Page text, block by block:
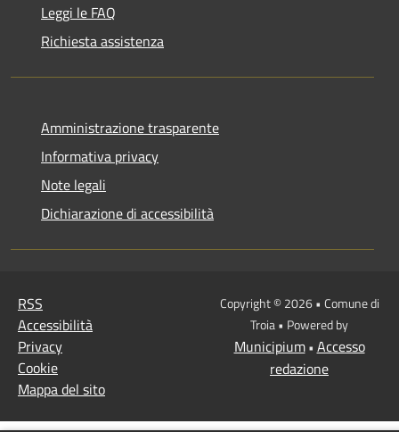
Leggi le FAQ
Richiesta assistenza
Amministrazione trasparente
Informativa privacy
Note legali
Dichiarazione di accessibilità
RSS
Accessibilità
Privacy
Cookie
Mappa del sito
Copyright © 2026 • Comune di
Troia • Powered by
Municipium• Accesso
redazione